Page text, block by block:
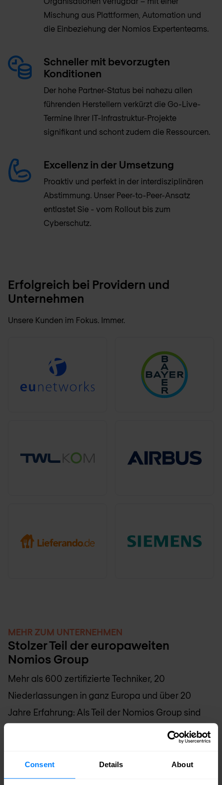
Consent Details About
Mischung aus Plattformen, Automation und
die Einbeziehung der Nomios Expertenteams.
Schneller mit bevorzugten
Konditionen
Der hohe Partner-Status bei nahezu allen
führenden Herstellern verkürzt die Go-Live-
Termine Ihrer IT-Infrastruktur-Projekte
signifikant und schont zudem die Ressourcen.
Excellenz in der Umsetzung
Proaktiv und perfekt in der interdisziplinären
Abstimmung. Unser Peer-to-Peer-Ansatz
entlastet Sie - vom Rollout bis zum
Cyberschutz.
Erfolgreich bei Providern und
Unternehmen
Unsere Kunden im Fokus. Immer.
MEHR ZUM UNTERNEHMEN
Stolzer Teil der europaweiten
Nomios Group
Mehr als 600 zertifizierte Techniker, 20
Niederlassungen in ganz Europa und über 20
Jahre Erfahrung: Als Teil der Nomios Group sind
wir in der Lage Ihr IT-Projekt von Deutschland
auch international zum Erfolg zu führen. Erfahren
Sie hier alles zur Gruppe und zum Management.